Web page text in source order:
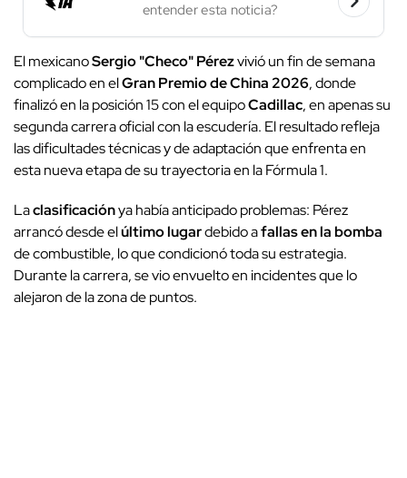
entender esta noticia?
El mexicanoSergio "Checo" Pérezvivió un fin de semana
complicado en elGran Premio de China 2026, donde
finalizó en la posición 15 con el equipoCadillac, en apenas su
segunda carrera oficial con la escudería. El resultado refleja
las dificultades técnicas y de adaptación que enfrenta en
esta nueva etapa de su trayectoria en la Fórmula 1.
Laclasificaciónya había anticipado problemas: Pérez
arrancó desde elúltimo lugardebido afallas en la bomba
de combustible, lo que condicionó toda su estrategia.
Durante la carrera, se vio envuelto en incidentes que lo
alejaron de la zona de puntos.